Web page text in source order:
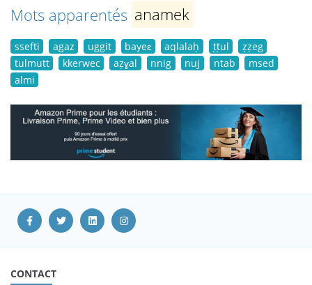
Mots apparentés anamek
ssefti agaz uggit bayeɛ aqlalaḥ ṭṭul
ẓẓeg
tulmutt
kkerwec aẓɣal nnig nuj ntab
msed
almi
CONTACT